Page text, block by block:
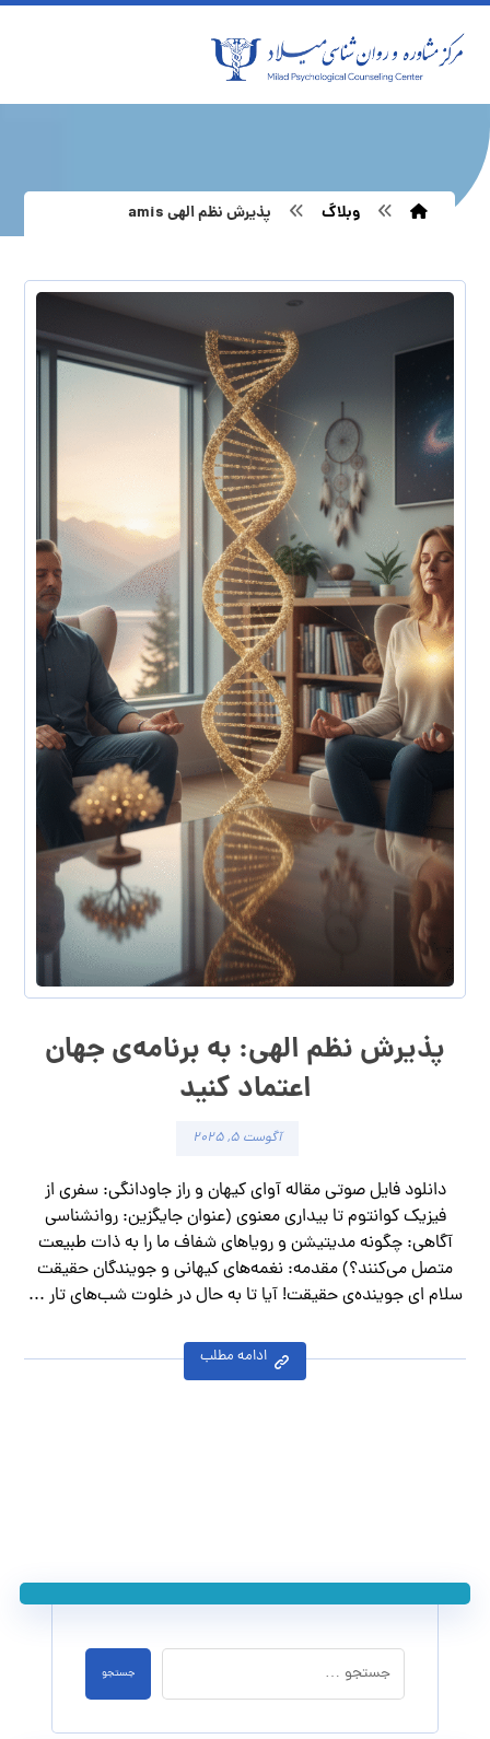
وبلاگ پذیرش نظم الهی amis
پذیرش نظم الهی: به برنامه‌ی جهان
اعتماد کنید
آگوست 5, 2025
دانلود فایل صوتی مقاله آوای کیهان و راز جاودانگی: سفری از
فیزیک کوانتوم تا بیداری معنوی (عنوان جایگزین: روانشناسی
آگاهی: چگونه مدیتیشن و رویاهای شفاف ما را به ذات طبیعت
متصل می‌کنند؟) مقدمه: نغمه‌های کیهانی و جویندگان حقیقت
سلام ای جوینده‌ی حقیقت! آیا تا به حال در خلوت شب‌های تار ...
ادامه مطلب